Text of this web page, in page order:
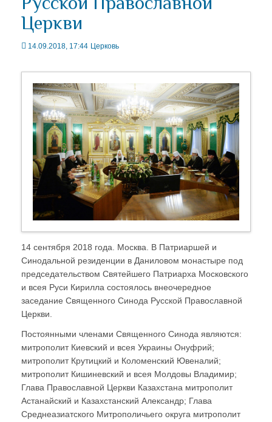
Церкви
14.09.2018, 17:44 Церковь
14 сентября 2018 года. Москва. В Патриаршей и
Синодальной резиденции в Даниловом монастыре под
председательством Святейшего Патриарха Московского
и всея Руси Кирилла состоялось внеочередное
заседание Священного Синода Русской Православной
Церкви.
Постоянными членами Священного Синода являются:
митрополит Киевский и всея Украины Онуфрий;
митрополит Крутицкий и Коломенский Ювеналий;
митрополит Кишиневский и всея Молдовы Владимир;
Глава Православной Церкви Казахстана митрополит
Астанайский и Казахстанский Александр; Глава
Среднеазиатского Митрополичьего округа митрополит